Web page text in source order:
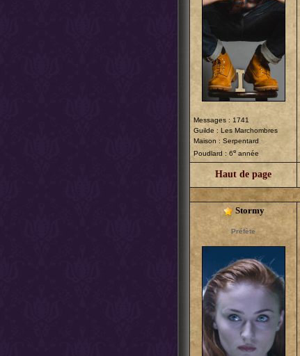
Messages : 1741
Guilde : Les Marchombres
Maison : Serpentard
Poudlard : 6e année
Haut de page
Stormy
Préfète